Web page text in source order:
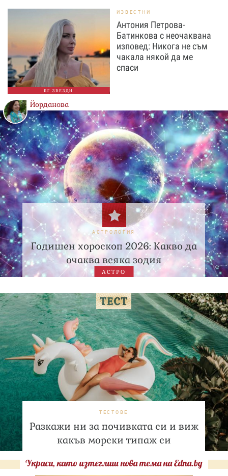
БГ ЗВЕЗДИ
ИЗВЕСТНИ
Антония Петрова-
Батинкова с неочаквана
изповед: Никога не съм
чакала някой да ме
спаси
Йорданова
АСТРОЛОГИЯ
Годишен хороскоп 2026: Какво да
очаква всяка зодия
АСТРО
ТЕСТОВЕ
Разкажи ни за почивката си и виж
какъв морски типаж си
Украси, като изтеглиш нова тема на Edna.bg